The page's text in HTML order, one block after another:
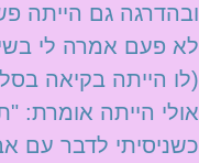
ובהדרגה גם הייתה
לא פעם אמרה לי
(לו הייתה בקיאה
אולי הייתה אומרת:
כשניסיתי לדבר עם